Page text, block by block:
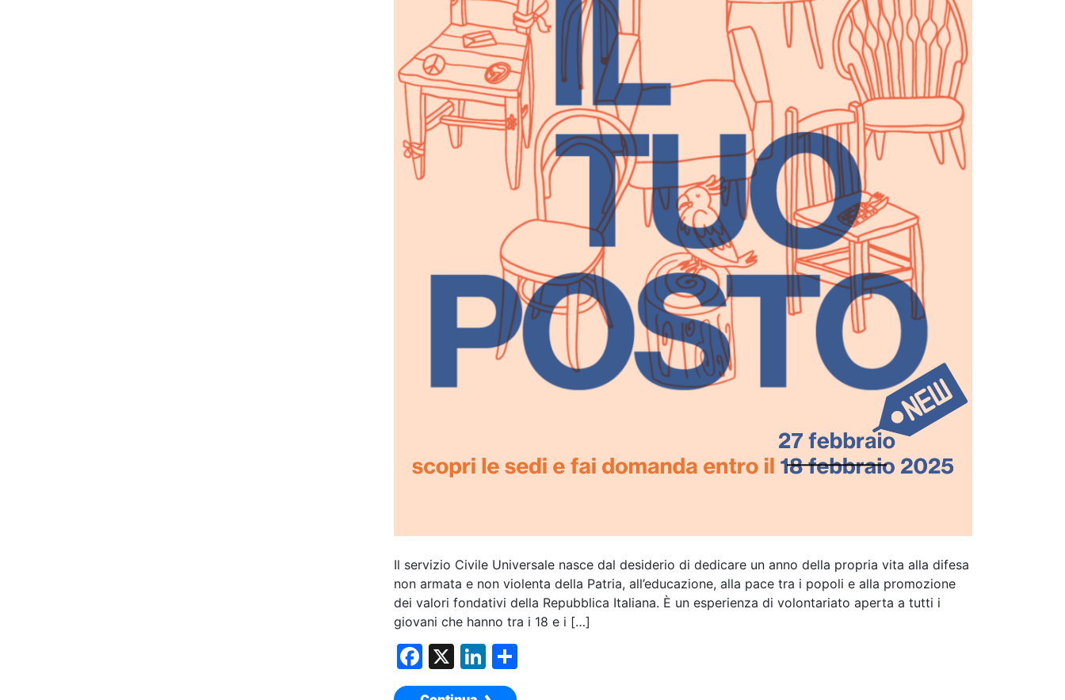
Il servizio Civile Universale nasce dal desiderio di dedicare un anno della propria vita alla difesa
non armata e non violenta della Patria, all’educazione, alla pace tra i popoli e alla promozione
dei valori fondativi della Repubblica Italiana. È un esperienza di volontariato aperta a tutti i
giovani che hanno tra i 18 e i […]
F
a
X
Li
n